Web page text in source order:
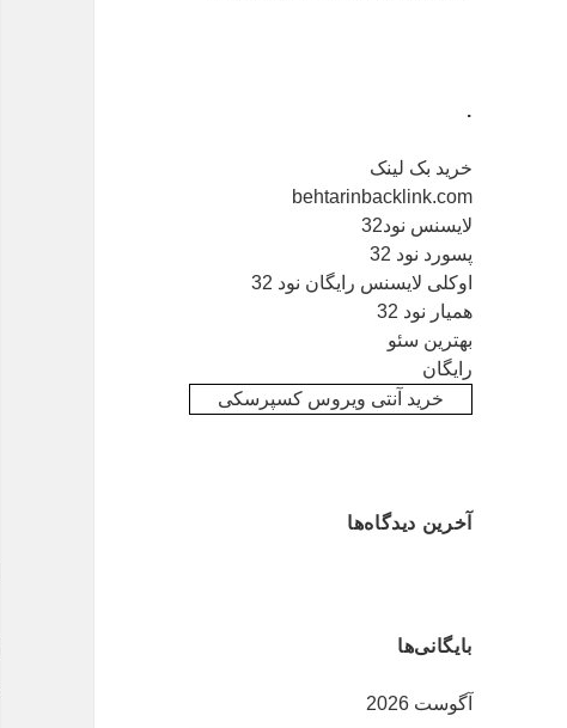
.
خرید بک لینک
behtarinbacklink.com
لایسنس نود32
پسورد نود 32
اوکلی لایسنس رایگان نود 32
همیار نود 32
بهترین سئو
رایگان
خرید آنتی ویروس کسپرسکی
آخرین دیدگاه‌ها
بایگانی‌ها
آگوست 2026